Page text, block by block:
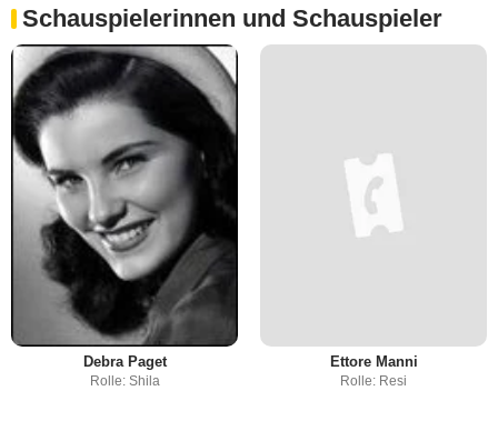
Schauspielerinnen und Schauspieler
Debra Paget
Rolle: Shila
Ettore Manni
Rolle: Resi